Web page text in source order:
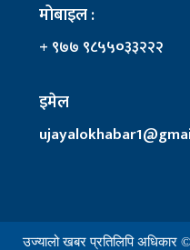
मोबाइल :
+ ९७७ ९८५५०३३२२२
इमेल
उज्यालो खबर प्रतिलिपि अधिकार